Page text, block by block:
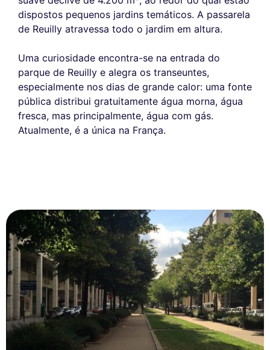
dispostos pequenos jardins temáticos. A passarela
de Reuilly atravessa todo o jardim em altura.
Uma curiosidade encontra-se na entrada do
parque de Reuilly e alegra os transeuntes,
especialmente nos dias de grande calor: uma fonte
pública distribui gratuitamente água morna, água
fresca, mas principalmente, água com gás.
Atualmente, é a única na França.